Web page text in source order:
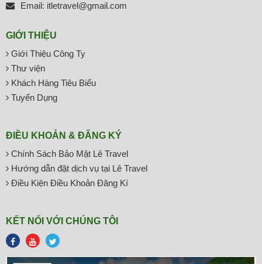
Email: itletravel@gmail.com
GIỚI THIỆU
Giới Thiệu Công Ty
Thư viện
Khách Hàng Tiêu Biểu
Tuyển Dụng
ĐIỀU KHOẢN & ĐĂNG KÝ
Chính Sách Bảo Mật Lê Travel
Hướng dẫn đặt dịch vụ tại Lê Travel
Điều Kiện Điều Khoản Đăng Kí
KẾT NỐI VỚI CHÚNG TÔI